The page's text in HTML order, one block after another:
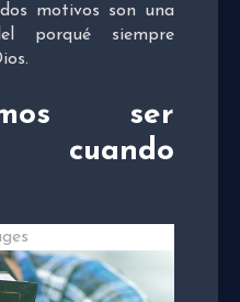
motivos son una
porqué siempre
ser
cuando